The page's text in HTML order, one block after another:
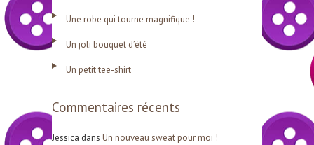
h
e
r
Une robe qui tourne magnifique !
Un joli bouquet d’été
Un petit tee-shirt
Commentaires récents
Jessica dans Un nouveau sweat pour moi !